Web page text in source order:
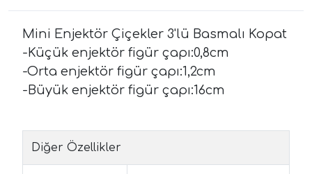
Mini Enjektör Çiçekler 3'lü Basmalı Kopat
-Küçük enjektör figür çapı:0,8cm
-Orta enjektör figür çapı:1,2cm
-Büyük enjektör figür çapı:16cm
Diğer Özellikler